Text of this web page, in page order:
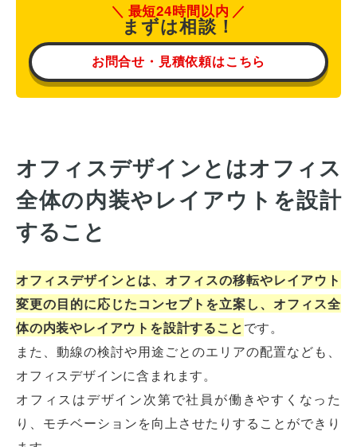
最短24時間以内
まずは相談！
お問合せ・見積依頼はこちら
オフィスデザインとはオフィス
全体の内装やレイアウトを設計
すること
オフィスデザインとは、オフィスの移転やレイアウト
変更の目的に応じたコンセプトを立案し、オフィス全
体の内装やレイアウトを設計することです。
また、動線の検討や用途ごとのエリアの配置なども、
オフィスデザインに含まれます。
オフィスはデザイン次第で社員が働きやすくなった
り、モチベーションを向上させたりすることができり